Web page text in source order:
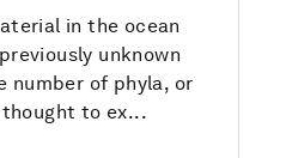
in the ocean
unknown
number of phyla, or
to ex...